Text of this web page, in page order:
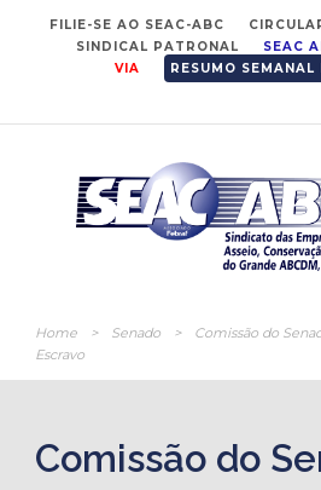
FILIE-SE AO SEAC-ABC
SINDICAL PATRONAL
SEAC
VIA
RESUMO
Home > Senado >
Comissão do
Escravo
Comissão do